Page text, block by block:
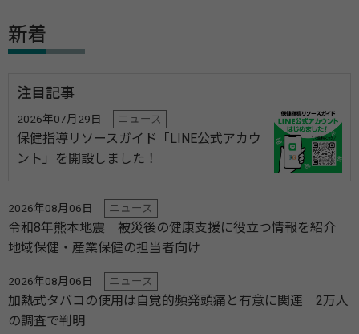
新着
注目記事
2026年07月29日 ニュース
保健指導リソースガイド「LINE公式アカウ
ント」を開設しました！
2026年08月06日 ニュース
令和8年熊本地震 被災後の健康支援に役立つ情報を紹介
地域保健・産業保健の担当者向け
2026年08月06日 ニュース
加熱式タバコの使用は自覚的頻発頭痛と有意に関連 2万人
の調査で判明